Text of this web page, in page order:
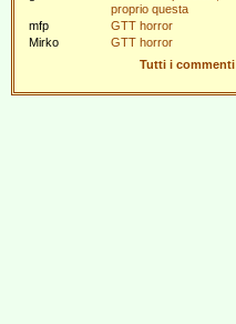
proprio questa
mfp
GTT horror
Mirko
GTT horror
Tutti i commenti